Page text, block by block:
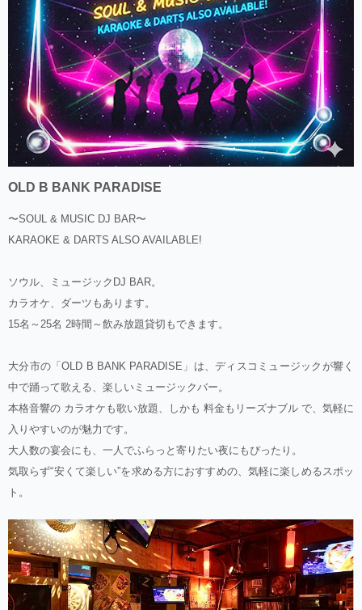
OLD B BANK PARADISE
〜SOUL & MUSIC DJ BAR〜
KARAOKE & DARTS ALSO AVAILABLE!
ソウル、ミュージックDJ BAR。
カラオケ、ダーツもあります。
15名～25名 2時間～飲み放題貸切もできます。
大分市の「OLD B BANK PARADISE」は、ディスコミュージックが響く
中で踊って歌える、楽しいミュージックバー。
本格音響の カラオケも歌い放題、しかも 料金もリーズナブル で、気軽に
入りやすいのが魅力です。
大人数の宴会にも、一人でふらっと寄りたい夜にもぴったり。
気取らず“安くて楽しい”を求める方におすすめの、気軽に楽しめるスポッ
ト。